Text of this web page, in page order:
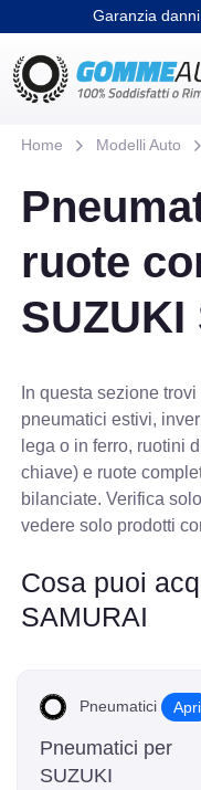
Garanzia
Home Modelli Auto
ruote
SUZUKI
In questa sezione
pneumatici estivi,
lega o in ferro, ruotini
chiave) e ruote
bilanciate. Verifica
vedere solo prodotti
Cosa puoi
SAMURAI
Pneumatici Apri
Pneumatici per
SUZUKI